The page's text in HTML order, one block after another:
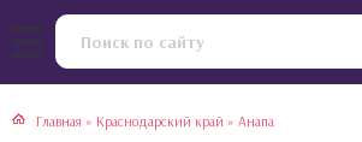
Главная » Краснодарский край » Анапа
кухня